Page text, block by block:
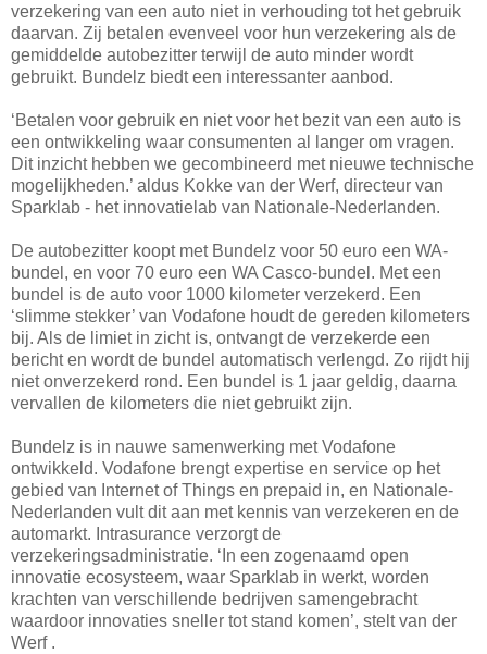
verzekering van een auto niet in verhouding tot het gebruik
daarvan. Zij betalen evenveel voor hun verzekering als de
gemiddelde autobezitter terwijl de auto minder wordt
gebruikt. Bundelz biedt een interessanter aanbod.
‘Betalen voor gebruik en niet voor het bezit van een auto is
een ontwikkeling waar consumenten al langer om vragen.
Dit inzicht hebben we gecombineerd met nieuwe technische
mogelijkheden.’ aldus Kokke van der Werf, directeur van
Sparklab - het innovatielab van Nationale-Nederlanden.
De autobezitter koopt met Bundelz voor 50 euro een WA-
bundel, en voor 70 euro een WA Casco-bundel. Met een
bundel is de auto voor 1000 kilometer verzekerd. Een
‘slimme stekker’ van Vodafone houdt de gereden kilometers
bij. Als de limiet in zicht is, ontvangt de verzekerde een
bericht en wordt de bundel automatisch verlengd. Zo rijdt hij
niet onverzekerd rond. Een bundel is 1 jaar geldig, daarna
vervallen de kilometers die niet gebruikt zijn.
Bundelz is in nauwe samenwerking met Vodafone
ontwikkeld. Vodafone brengt expertise en service op het
gebied van Internet of Things en prepaid in, en Nationale-
Nederlanden vult dit aan met kennis van verzekeren en de
automarkt. Intrasurance verzorgt de
verzekeringsadministratie. ‘In een zogenaamd open
innovatie ecosysteem, waar Sparklab in werkt, worden
krachten van verschillende bedrijven samengebracht
waardoor innovaties sneller tot stand komen’, stelt van der
Werf .